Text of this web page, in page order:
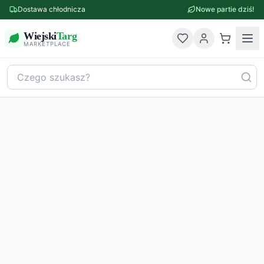
Dostawa chłodnicza Nowe partie dziś!
WiejskiTarg
MARKETPLACE